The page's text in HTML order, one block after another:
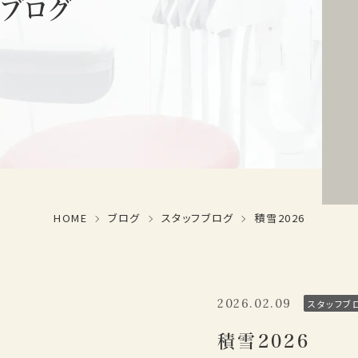
ブログ
HOME ブログ スタッフブログ 積雪2026
2026.02.09 スタッフブ
積雪2026